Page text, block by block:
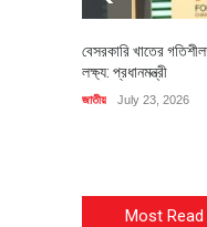
বেসরকারি খাতের
লক্ষ্য: প্রধানমন্ত্রী
জাতীয় July 23, 2026
Most Read